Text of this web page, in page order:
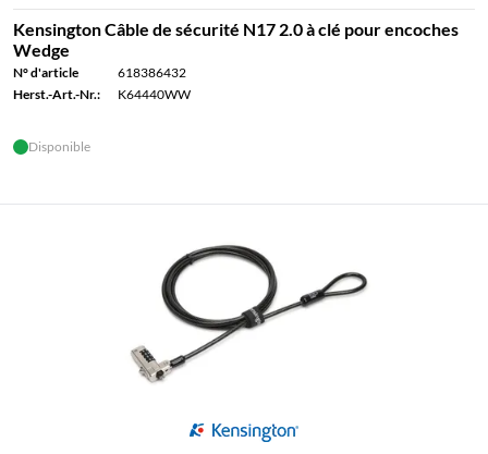
Kensington Câble de sécurité N17 2.0 à clé pour encoches
Wedge
N° d'article
618386432
Herst.-Art.-Nr.:
K64440WW
Disponible